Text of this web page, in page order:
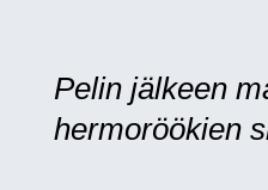
Pelin jälkeen
hermoröökien